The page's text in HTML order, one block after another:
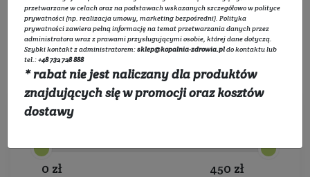
laboratorium, posiadającymcertyfikat Ecocert
Cosmos, które poprzez wybór
najefektywniejszych naturalnych składników,
dostosowanych do potrzeb skóry, tworzy
wysokiej jakości, biozgodne ze skórą produkty
marki Helixium®. Receptury kosmetyków
zostały opracowane przy współpracy
skutecznych składników naturalnych.
Wybierz zakres cen:
0 zł 450 zł
przetwarzane w celach oraz na podstawach wskazanych szczegółowo wpolityce
prywatności (np. realizacja umowy, marketing bezpośredni). Polityka
prywatnościzawiera pełną informację na temat przetwarzania danych przez
administratora wraz z prawami przysługującymi osobie, której dane dotyczą.
Szybki kontakt z administratorem:sklep@kopalnia-zdrowia.pldo kontaktu lub
tel.:+48 732 728 888
* rabat nie jest naliczany dla produktów
znajdujących się w promocji oraz kosztów
dostawy